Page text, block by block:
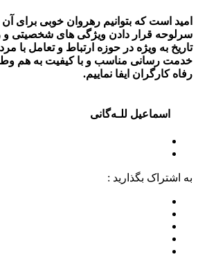
امید است که بتوانیم رهروان خوبی برای آن
سرلوحه قرار دادن ویژگی های شخصیتی و
تاریخ به ویژه در حوزه ارتباط و تعامل با
خدمت رسانی مناسب و با کیفیت به هم
رفاه کارگران ایفا نماییم.
اسماعیل للـه‌گانی
به اشتراک بگذارید :